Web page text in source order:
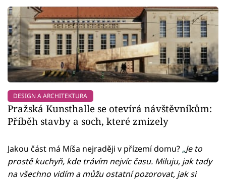
DESIGN A ARCHITEKTURA
Pražská Kunsthalle se otevírá návštěvníkům:
Příběh stavby a soch, které zmizely
Jakou část má Míša nejraději v přízemí domu? „Je to
prostě kuchyň, kde trávím nejvíc času. Miluju, jak tady
na všechno vidím a můžu ostatní pozorovat, jak si